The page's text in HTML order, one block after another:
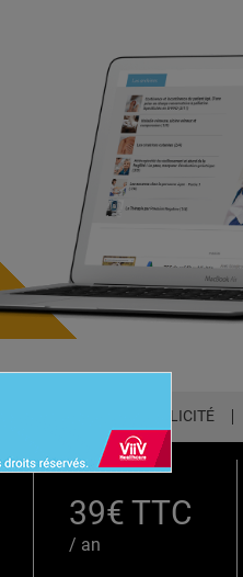
NOUS ? PUBLICITÉ
39€ TTC
/ an